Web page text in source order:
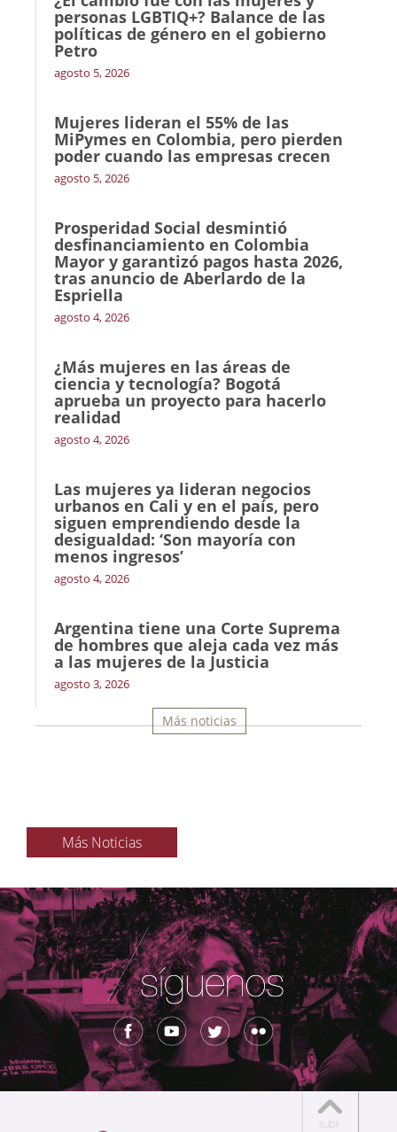
personas LGBTIQ+? Balance de las
políticas de género en el gobierno
Petro
agosto 5, 2026
Mujeres lideran el 55% de las
MiPymes en Colombia, pero pierden
poder cuando las empresas crecen
agosto 5, 2026
Prosperidad Social desmintió
desfinanciamiento en Colombia
Mayor y garantizó pagos hasta 2026,
tras anuncio de Aberlardo de la
Espriella
agosto 4, 2026
¿Más mujeres en las áreas de
ciencia y tecnología? Bogotá
aprueba un proyecto para hacerlo
realidad
agosto 4, 2026
Las mujeres ya lideran negocios
urbanos en Cali y en el país, pero
siguen emprendiendo desde la
desigualdad: ‘Son mayoría con
menos ingresos’
agosto 4, 2026
Argentina tiene una Corte Suprema
de hombres que aleja cada vez más
a las mujeres de la Justicia
agosto 3, 2026
Más noticias
Más Noticias